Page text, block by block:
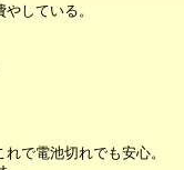
している。
で電池切れでも安心。